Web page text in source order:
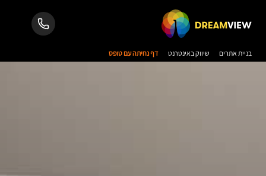
בניית אתרים שיווק באינטרנט דף נחיתה עם טופס